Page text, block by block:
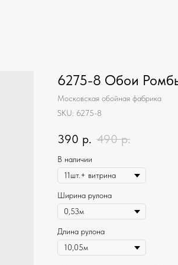
6275-8 Обои
Московская обойная фабрика
SKU: 6275-8
390 р. 490 р.
В наличии
Ширина рулона
Длина рулона